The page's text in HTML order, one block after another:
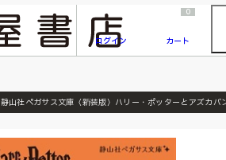
『ONE PIECE magazine 021 ONE PIECEカード付き同梱版』発売延期のご案内
ログイン
0
カート
静山社ペガサス文庫〈新装版〉ハリー・ポッターとアズカ